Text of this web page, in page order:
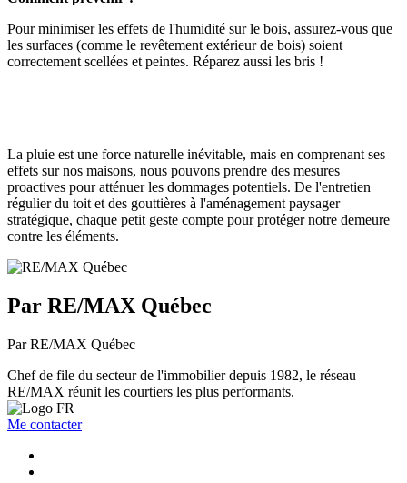
Pour minimiser les effets de l'humidité sur le bois, assurez-vous que
les surfaces (comme le revêtement extérieur de bois) soient
correctement scellées et peintes. Réparez aussi les bris !
La pluie est une force naturelle inévitable, mais en comprenant ses
effets sur nos maisons, nous pouvons prendre des mesures
proactives pour atténuer les dommages potentiels. De l'entretien
régulier du toit et des gouttières à l'aménagement paysager
stratégique, chaque petit geste compte pour protéger notre demeure
contre les éléments.
Par RE/MAX Québec
Par RE/MAX Québec
Chef de file du secteur de l'immobilier depuis 1982, le réseau
RE/MAX réunit les courtiers les plus performants.
Me contacter